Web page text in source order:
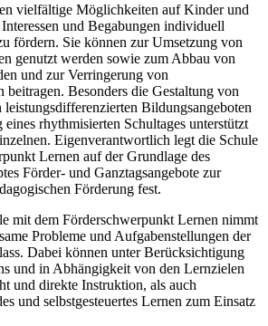
vielfältige Möglichkeiten auf Kinder und
und Begabungen individuell
fördern. Sie können zur Umsetzung von
genutzt werden sowie zum Abbau von
und zur Verringerung von
beitragen. Besonders die Gestaltung von
leistungsdifferenzierten Bildungsangeboten
rhythmisierten Schultages unterstützt
Eigenverantwortlich legt die Schule
Lernen auf der Grundlage des
Förder- und Ganztagsangebote zur
Förderung fest.
mit dem Förderschwerpunkt Lernen nimmt
Probleme und Aufgabenstellungen der
Dabei können unter Berücksichtigung
und in Abhängigkeit von den Lernzielen
und direkte Instruktion, als auch
und selbstgesteuertes Lernen zum Einsatz